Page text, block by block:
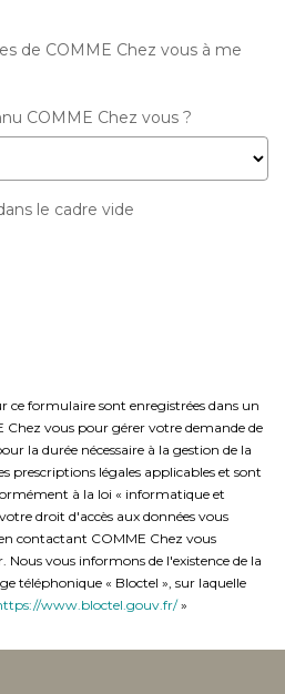
de COMME Chez vous à me
COMME Chez vous ?
le cadre vide
ce formulaire sont enregistrées dans un
vous pour gérer votre demande de
la durée nécessaire à la gestion de la
prescriptions légales applicables et sont
à la loi « informatique et
droit d'accès aux données vous
contactant COMME Chez vous
vous informons de l'existence de la
téléphonique « Bloctel », sur laquelle
www.bloctel.gouv.fr/»